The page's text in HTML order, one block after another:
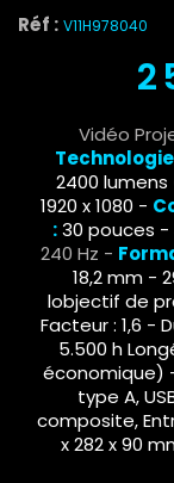
Réf : V11H978040
2
Vidéo
2400
1920 x 1080 -
:30 pouces
240 Hz -
18,2 mm -
lobjectif de
Facteur : 1,6 -
5.500 h
économique)
type A,
composite,
x 282 x 90